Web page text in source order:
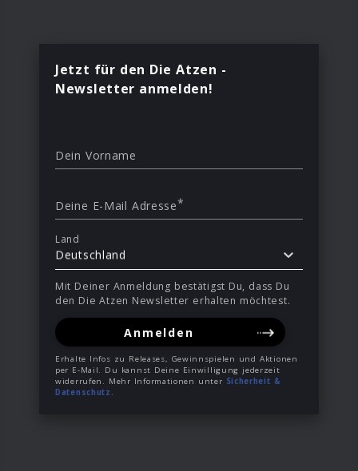
Jetzt für den Die Atzen -
Newsletter anmelden!
Dein Vorname
Deine E-Mail Adresse*
Land
Deutschland
Mit Deiner Anmeldung bestätigst Du, dass Du
den Die Atzen Newsletter erhalten möchtest.
Anmelden
Erhalte Infos zu Releases, Gewinnspielen und Aktionen
per E-Mail. Du kannst Deine Einwilligung jederzeit
widerrufen. Mehr Informationen unter Sicherheit &
Datenschutz .